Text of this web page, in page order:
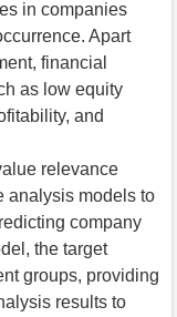
in companies
Apart
financial
as low equity
and
relevance
analysis models to
company
the target
groups, providing
results to